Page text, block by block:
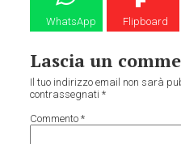
WhatsApp Flipboard
Lascia un
Il tuo indirizzo email non sarà
contrassegnati*
Commento*